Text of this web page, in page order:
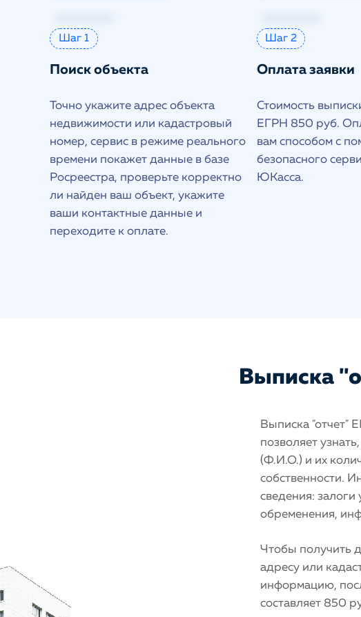
Шаг 1
Поиск объекта
Точно укажите адрес объекта
недвижимости или кадастровый
номер, сервис в режиме реального
времени покажет данные в базе
Росреестра, проверьте корректно
ли найден ваш объект, укажите
ваши контактные данные и
переходите к оплате.
Шаг 2
Оплата заявки
Стоимость
ЕГРН 850 руб.
вам способом с
безопасного
ЮКасса.
Выписка
Выписка "отчет"
позволяет
(Ф.И.О.) и их
собственности.
сведения: залоги
обременения,
Чтобы получить
адресу или
информацию,
составляет 850